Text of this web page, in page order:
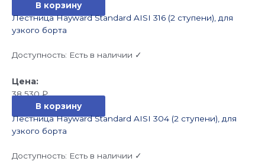
В корзину
Лестница Hayward Standard AISI 316 (2 ступени), для
узкого борта
Доступность: Есть в наличии ✓
38 530₽
В корзину
Лестница Hayward Standard AISI 304 (2 ступени), для
узкого борта
Доступность: Есть в наличии ✓